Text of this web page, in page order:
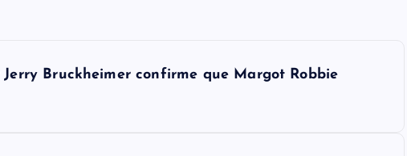
Bruckheimer confirme que Margot Robbie